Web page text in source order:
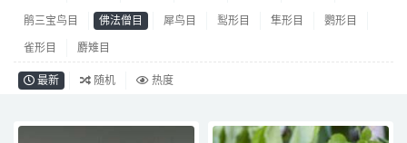
鹃三宝鸟目 佛法僧目 犀鸟目 䴕形目 隼形目 鹦形目
雀形目 麝雉目
最新 随机 热度